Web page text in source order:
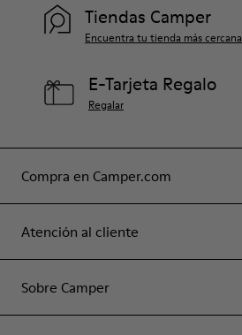
Compra en Camper.com
Atención al cliente
Sobre Camper
Tiendas Camper
Encuentra tu tienda más cercana
E-Tarjeta Regalo
Regalar